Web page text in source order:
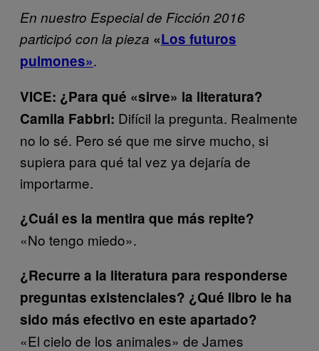
En nuestro Especial de Ficción 2016
participó con la pieza «Los futuros
pulmones».
VICE: ¿Para qué «sirve» la literatura?
Camila Fabbri: Difícil la pregunta. Realmente
no lo sé. Pero sé que me sirve mucho, si
supiera para qué tal vez ya dejaría de
importarme.
¿Cuál es la mentira que más repite?
«No tengo miedo».
¿Recurre a la literatura para responderse
preguntas existenciales? ¿Qué libro le ha
sido más efectivo en este apartado?
«El cielo de los animales» de James